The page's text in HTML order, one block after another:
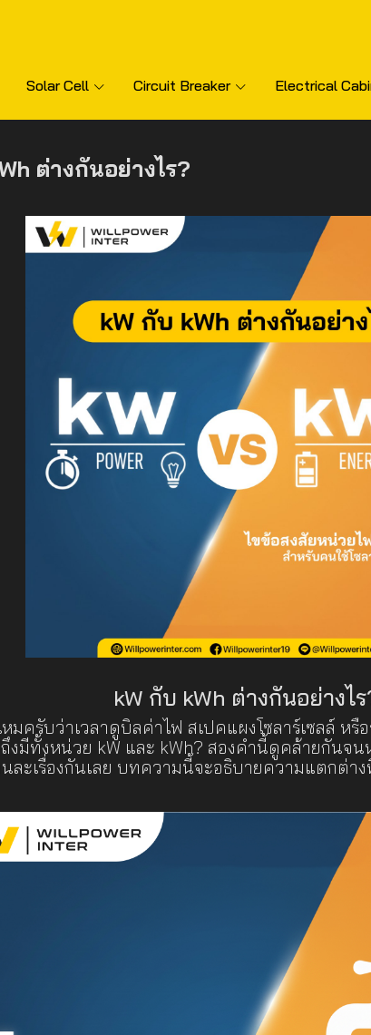
Solar Cell Circuit Breaker Electrical
ต่างกันอย่างไร?
kW กับ kWh ต่างกันอย่างไร
มครับว่าเวลาดูบิลค่าไฟ สเปคแผงโซลาร์เซลล์ หรื
งมีทั้งหน่วย kW และ kWh? สองคำนี้ดูคล้ายกันจ
ละเรื่องกันเลย บทความนี้จะอธิบายความแตกต่าง